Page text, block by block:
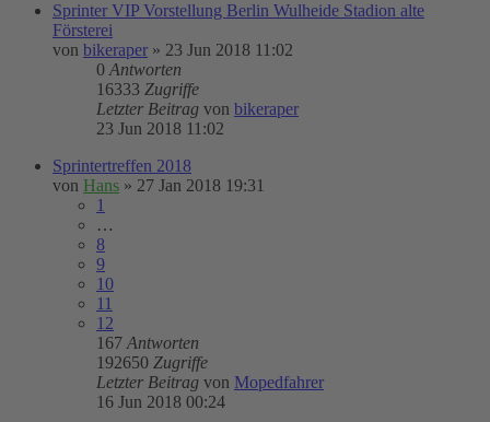
Sprinter VIP Vorstellung Berlin Wulheide Stadion alte
Försterei
von bikeraper » 23 Jun 2018 11:02
0 Antworten
16333 Zugriffe
Letzter Beitrag von bikeraper
23 Jun 2018 11:02
Sprintertreffen 2018
von Hans » 27 Jan 2018 19:31
1
…
8
9
10
11
12
167 Antworten
192650 Zugriffe
Letzter Beitrag von Mopedfahrer
16 Jun 2018 00:24